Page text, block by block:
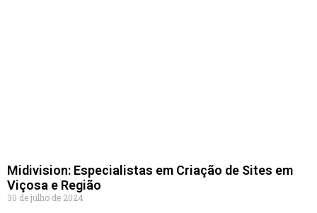
Midivision: Especialistas em Criação de Sites em
Viçosa e Região
30 de julho de 2024